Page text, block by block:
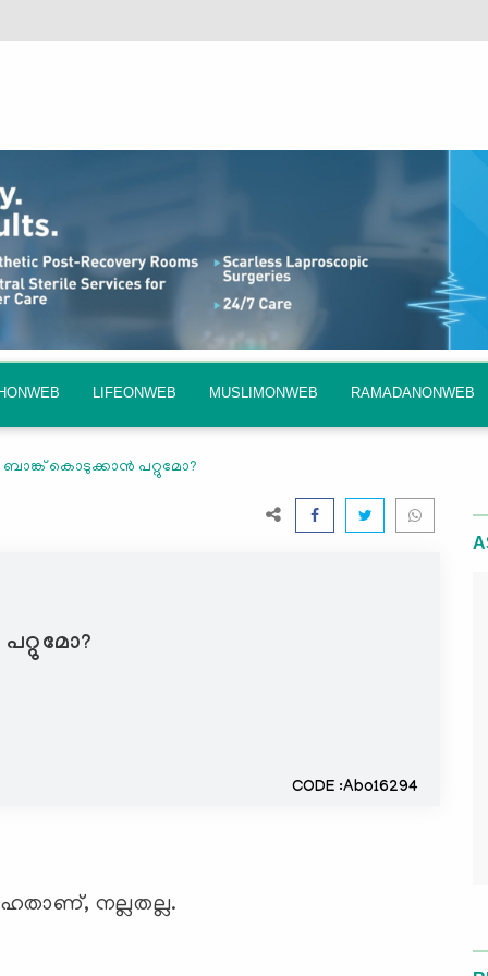
LIFEONWEB MUSLIMONWEB RAMADANONWEB
കൊടുക്കാൻ പറ്റുമോ?
CODE :Abo16294
നല്ലതല്ല.